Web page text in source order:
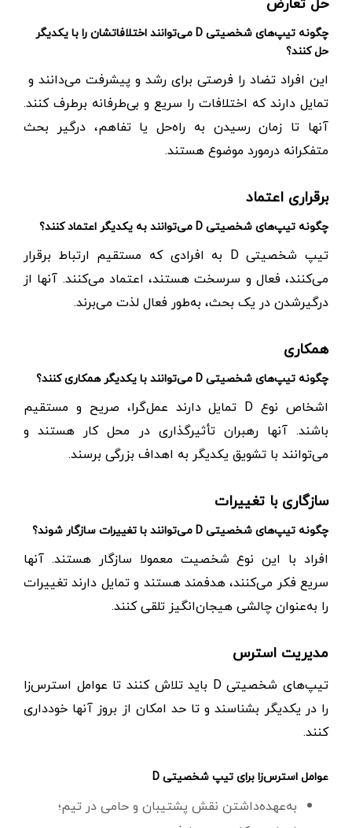
چگونه تیپ‌های شخصیتی D می‌توانند اختلافاتشان را با یکدیگر
حل کنند؟
این افراد تضاد را فرصتی برای رشد و پیشرفت می‌دانند و
تمایل دارند که اختلافات را سریع و بی‌طرفانه برطرف کنند.
آنها تا زمان رسیدن به راه‌حل یا تفاهم، درگیر بحث
متفکرانه درمورد موضوع هستند.
برقراری اعتماد
چگونه تیپ‌های شخصیتی D می‌توانند به یکدیگر اعتماد ‌کنند؟
تیپ شخصیتی D به افرادی که مستقیم ارتباط برقرار
می‌کنند، فعال و سرسخت هستند، اعتماد می‌کنند. آنها از
درگیر‌شدن در یک بحث، به‌طور فعال لذت می‌برند.
همکاری
چگونه تیپ‌های شخصیتی D می‌توانند با یکدیگر همکاری کنند؟
اشخاص نوع D‌ تمایل دارند عمل‌گرا، صریح و مستقیم
باشند. آنها رهبران تأثیرگذاری در محل کار هستند و
می‌توانند با تشویق یکدیگر به اهداف بزرگی برسند.
سازگاری با تغییرات
چگونه تیپ‌های شخصیتی D می‌توانند با تغییرات سازگار شوند؟
افراد با این نوع شخصیت معمولا سازگار هستند. آنها
سریع فکر می‌کنند، هدفمند هستند و تمایل دارند تغییرات
را به‌عنوان چالشی هیجان‌انگیز تلقی کنند.
مدیریت استرس
تیپ‌های شخصیتی D باید تلاش کنند تا عوامل استرس‌زا
را در یکدیگر بشناسند و تا حد امکان از بروز آنها خودداری
کنند.
عوامل استرس‌زا برای تیپ شخصیتی D
به‌عهده‌داشتن نقش پشتیبان و حامی در تیم؛